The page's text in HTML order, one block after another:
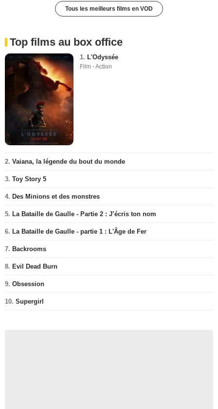
Tous les meilleurs films en VOD
Top films au box office
1. L'Odyssée
Film - Action
2. Vaiana, la légende du bout du monde
3. Toy Story 5
4. Des Minions et des monstres
5. La Bataille de Gaulle - Partie 2 : J’écris ton nom
6. La Bataille de Gaulle - partie 1 : L'Âge de Fer
7. Backrooms
8. Evil Dead Burn
9. Obsession
10. Supergirl